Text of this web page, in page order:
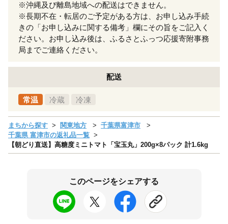
※沖縄及び離島地域への配送はできません。
※長期不在・転居のご予定がある方は、お申し込み手続
きの「お申し込みに関する備考」欄にその旨をご記入く
ださい。お申し込み後は、ふるさとふっつ応援寄附事務
局までご連絡ください。
配送
常温 冷蔵 冷凍
まちから探す 関東地方
千葉県富津市
千葉県 富津市の返礼品一覧
【朝どり直送】高糖度ミニトマト「宝玉丸」200g×8パック 計1.6kg
このページをシェアする